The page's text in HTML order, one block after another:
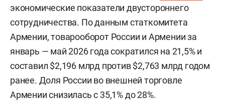
экономические показатели двустороннего
сотрудничества. По данным статкомитета
Армении, товарооборот России и Армении за
январь — май 2026 года сократился на 21,5% и
составил $2,196 млрд против $2,763 млрд годом
ранее. Доля России во внешней торговле
Армении снизилась с 35,1% до 28%.